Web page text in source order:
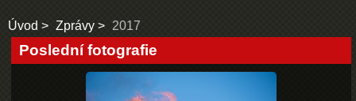
Úvod Zprávy 2017
Poslední fotografie